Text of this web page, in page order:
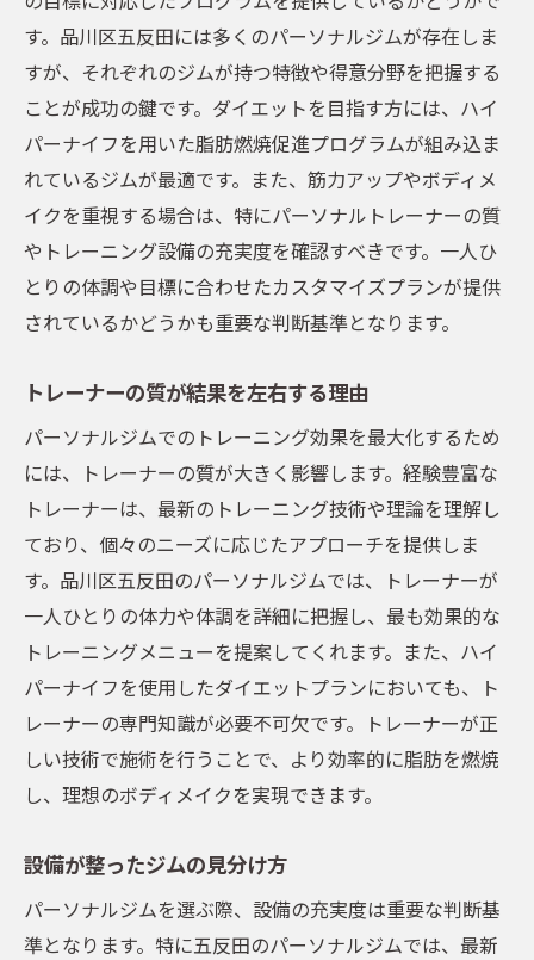
す。品川区五反田には多くのパーソナルジムが存在しま
すが、それぞれのジムが持つ特徴や得意分野を把握する
ことが成功の鍵です。ダイエットを目指す方には、ハイ
パーナイフを用いた脂肪燃焼促進プログラムが組み込ま
れているジムが最適です。また、筋力アップやボディメ
イクを重視する場合は、特にパーソナルトレーナーの質
やトレーニング設備の充実度を確認すべきです。一人ひ
とりの体調や目標に合わせたカスタマイズプランが提供
されているかどうかも重要な判断基準となります。
トレーナーの質が結果を左右する理由
パーソナルジムでのトレーニング効果を最大化するため
には、トレーナーの質が大きく影響します。経験豊富な
トレーナーは、最新のトレーニング技術や理論を理解し
ており、個々のニーズに応じたアプローチを提供しま
す。品川区五反田のパーソナルジムでは、トレーナーが
一人ひとりの体力や体調を詳細に把握し、最も効果的な
トレーニングメニューを提案してくれます。また、ハイ
パーナイフを使用したダイエットプランにおいても、ト
レーナーの専門知識が必要不可欠です。トレーナーが正
しい技術で施術を行うことで、より効率的に脂肪を燃焼
し、理想のボディメイクを実現できます。
設備が整ったジムの見分け方
パーソナルジムを選ぶ際、設備の充実度は重要な判断基
準となります。特に五反田のパーソナルジムでは、最新